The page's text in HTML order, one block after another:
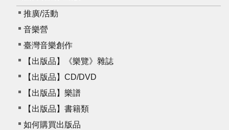
推廣/活動
音樂營
臺灣音樂創作
【出版品】《樂覽》雜誌
【出版品】CD/DVD
【出版品】樂譜
【出版品】書籍類
如何購買出版品